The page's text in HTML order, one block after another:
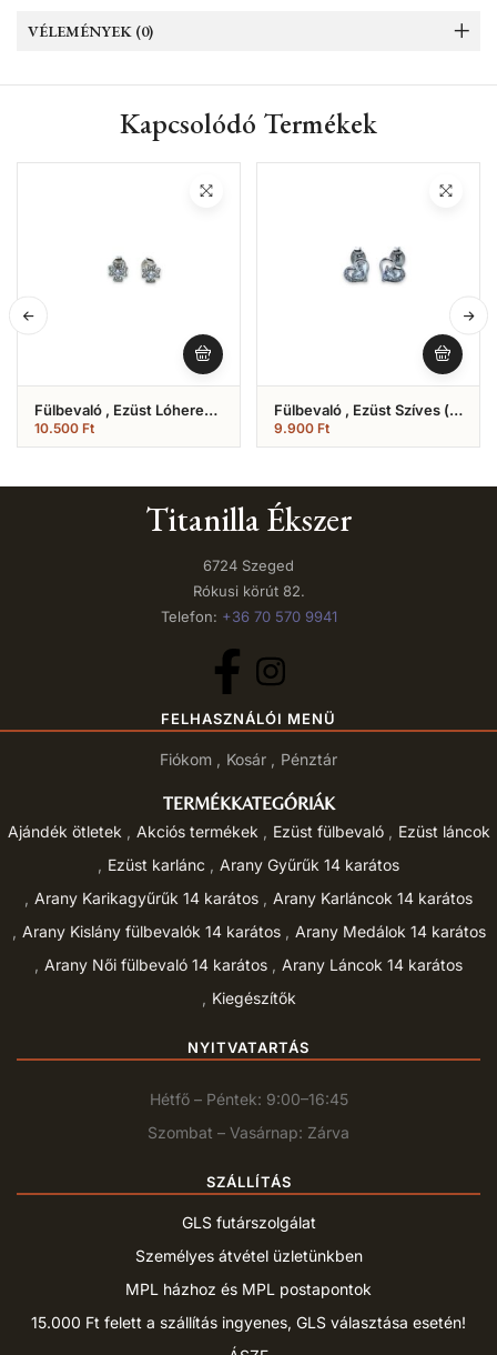
VÉLEMÉNYEK (0)
Kapcsolódó Termékek
Fülbevaló , Ezüst Lóhere
Formájú (Nr.11)
10.500 Ft
Fülbevaló , Ezüst Szíves (
Nr.4)
9.900 Ft
Titanilla Ékszer
6724 Szeged
Rókusi körút 82.
Telefon: +36 70 570 9941
FELHASZNÁLÓI MENÜ
Fiókom Kosár Pénztár
TERMÉKKATEGÓRIÁK
Ajándék ötletek Akciós termékek Ezüst fülbevaló
Ezüst láncok
Ezüst karlánc
Arany Gyűrűk 14 karátos
Arany Karikagyűrűk 14 karátos
Arany Karláncok 14 karátos
Arany Kislány fülbevalók 14 karátos
Arany Medálok 14 karátos
Arany Női fülbevaló 14 karátos
Arany Láncok 14 karátos
Kiegészítők
NYITVATARTÁS
Hétfő – Péntek: 9:00–16:45
Szombat – Vasárnap: Zárva
SZÁLLÍTÁS
GLS futárszolgálat
Személyes átvétel üzletünkben
MPL házhoz és MPL postapontok
15.000 Ft felett a szállítás ingyenes, GLS választása esetén!